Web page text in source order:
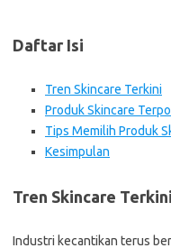
Daftar Isi
Tren Skincare Terkini
Produk Skincare
Tips Memilih Produk
Kesimpulan
Tren Skincare Terkini
Industri kecantikan terus